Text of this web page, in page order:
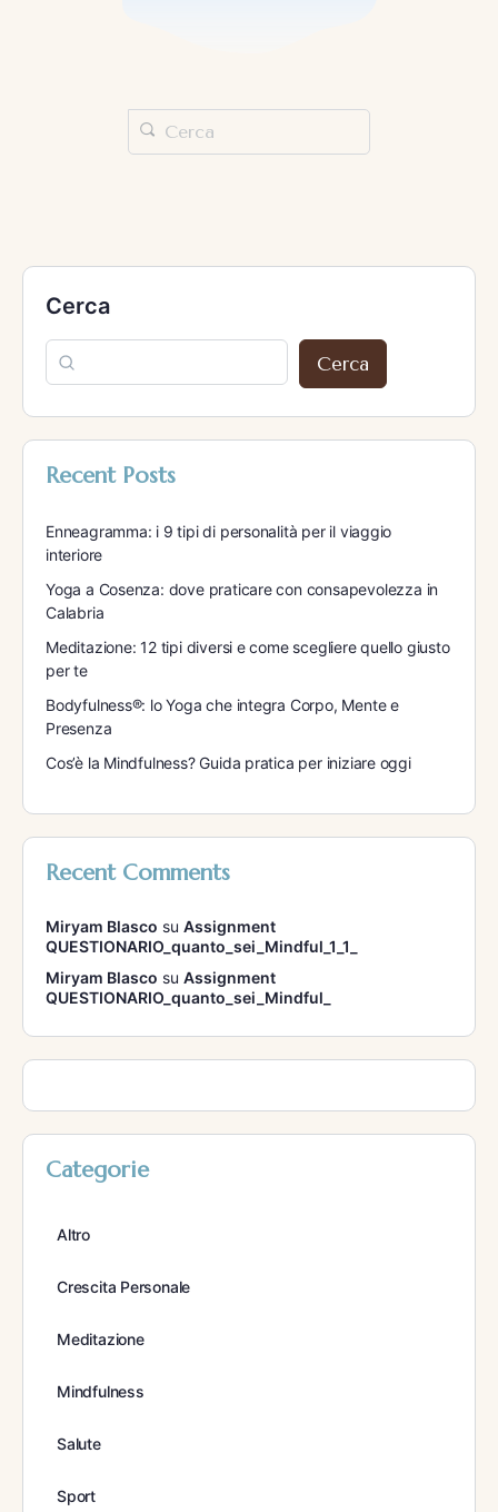
Cerca
Cerca
Recent Posts
Enneagramma: i 9 tipi di personalità per il viaggio
interiore
Yoga a Cosenza: dove praticare con consapevolezza in
Calabria
Meditazione: 12 tipi diversi e come scegliere quello giusto
per te
Bodyfulness®: lo Yoga che integra Corpo, Mente e
Presenza
Cos’è la Mindfulness? Guida pratica per iniziare oggi
Recent Comments
Miryam Blasco su Assignment
QUESTIONARIO_quanto_sei_Mindful_1_1_
Miryam Blasco su Assignment
QUESTIONARIO_quanto_sei_Mindful_
Categorie
Altro
Crescita Personale
Meditazione
Mindfulness
Salute
Sport